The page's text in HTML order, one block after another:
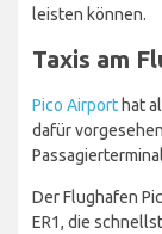
leisten können.
Taxis am
Pico Airport hat
dafür
Der Flughafen
ER1, die